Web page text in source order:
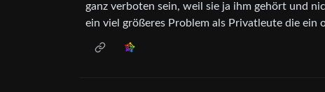
ganz verboten sein, weil sie ja ihm gehört und
ein viel größeres Problem als Privatleute die ein